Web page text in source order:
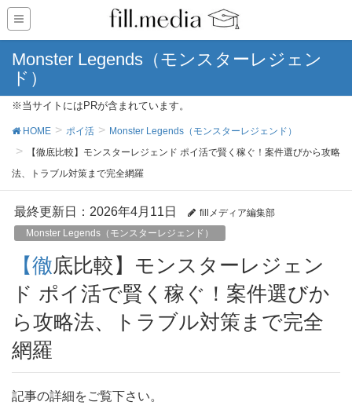
Monster Legends（モンスターレジェン
ド）
※当サイトにはPRが含まれています。
HOME ポイ活
Monster Legends（モンスターレジェンド）
【徹底比較】モンスターレジェンド ポイ活で賢く稼ぐ！案件選びから攻略
法、トラブル対策まで完全網羅
最終更新日：2026年4月11日
fillメディア編集部
Monster Legends（モンスターレジェンド）
【徹底比較】モンスターレジェン
ド ポイ活で賢く稼ぐ！案件選びか
ら攻略法、トラブル対策まで完全
網羅
記事の詳細をご覧下さい。